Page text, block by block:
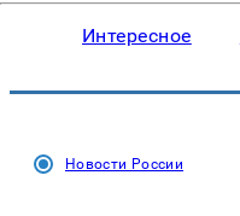
Интересное
Новости России